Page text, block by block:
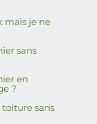
mais je ne
sans
en
?
sans